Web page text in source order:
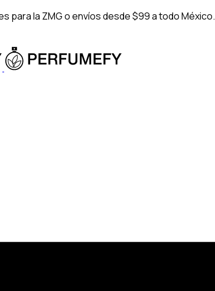
para la ZMG o envíos desde $99 a todo México.